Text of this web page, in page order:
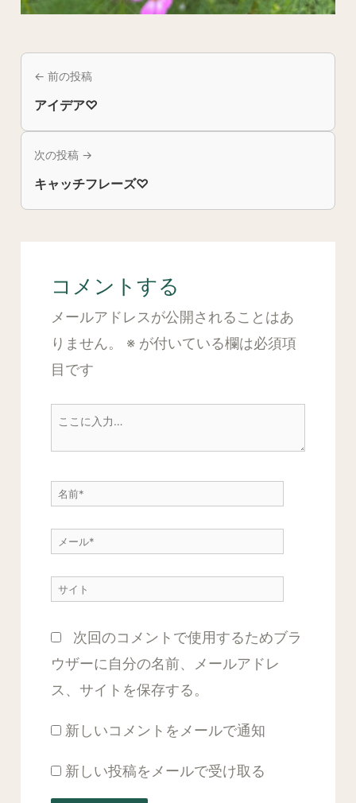
← 前の投稿
アイデア♡
次の投稿 →
キャッチフレーズ♡
コメントする
メールアドレスが公開されることはあ
りません。
※ が付いている欄は必須項
目です
こ
入
名
メ
ル
サ
ト
次回のコメントで使用するためブラ
ウザーに自分の名前、メールアドレ
ス、サイトを保存する。
新しいコメントをメールで通知
新しい投稿をメールで受け取る